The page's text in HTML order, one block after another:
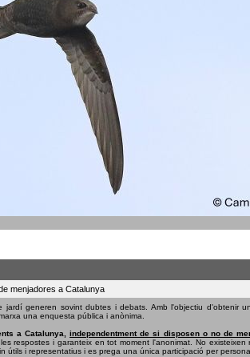
menjadores a Catalunya
jardí generen sovint dubtes i debats. Amb l'objectiu d'obtenir
una enquesta pública i anònima.
a Catalunya,independentment de si disposen o no de
respostes i garanteix en tot moment l'anonimat. No existeixen
útils i representatius i es prega una única participació per